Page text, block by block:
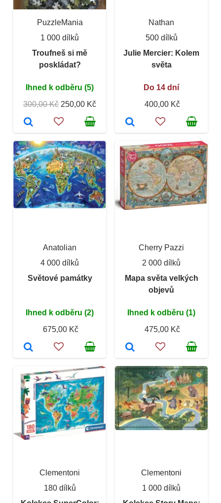
PuzzleMania
1 000 dílků
Troufneš si mě
poskládat?
Ihned k odběru (5)
300,00 Kč 250,00 Kč
Nathan
500 dílků
Julie Mercier: Kolem
světa
Do 14 dní
400,00 Kč
Anatolian
4 000 dílků
Světové památky
Ihned k odběru (2)
675,00 Kč
Cherry Pazzi
2 000 dílků
Mapa světa velkých
objevů
Ihned k odběru (1)
475,00 Kč
Clementoni
180 dílků
Clementoni
1 000 dílků